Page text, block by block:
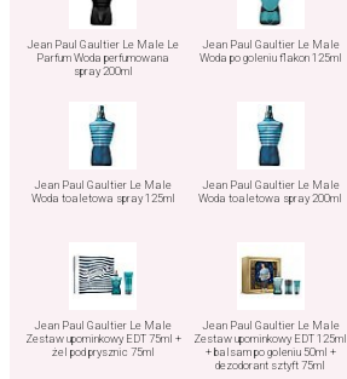
Jean Paul Gaultier Le Male Le
Parfum Woda perfumowana
spray 200ml
Jean Paul Gaultier Le Male
Woda po goleniu flakon 125ml
Jean Paul Gaultier Le Male
Woda toaletowa spray 125ml
Jean Paul Gaultier Le Male
Woda toaletowa spray 200ml
Jean Paul Gaultier Le Male
Zestaw upominkowy EDT 75ml +
żel pod prysznic 75ml
Jean Paul Gaultier Le Male
Zestaw upominkowy EDT 125ml
+ balsam po goleniu 50ml +
dezodorant sztyft 75ml